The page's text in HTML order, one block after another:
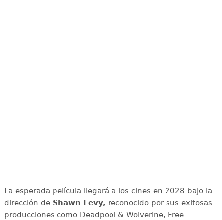
La esperada película llegará a los cines en 2028 bajo la
dirección de Shawn Levy, reconocido por sus exitosas
producciones como Deadpool & Wolverine, Free